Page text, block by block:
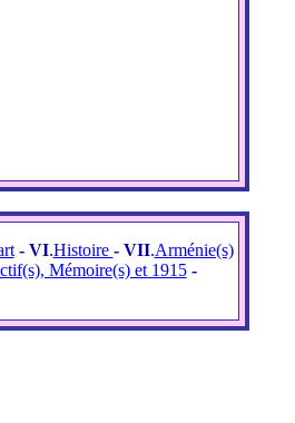
- VI.Histoire - VII.Arménie(s)
Mémoire(s) et 1915-